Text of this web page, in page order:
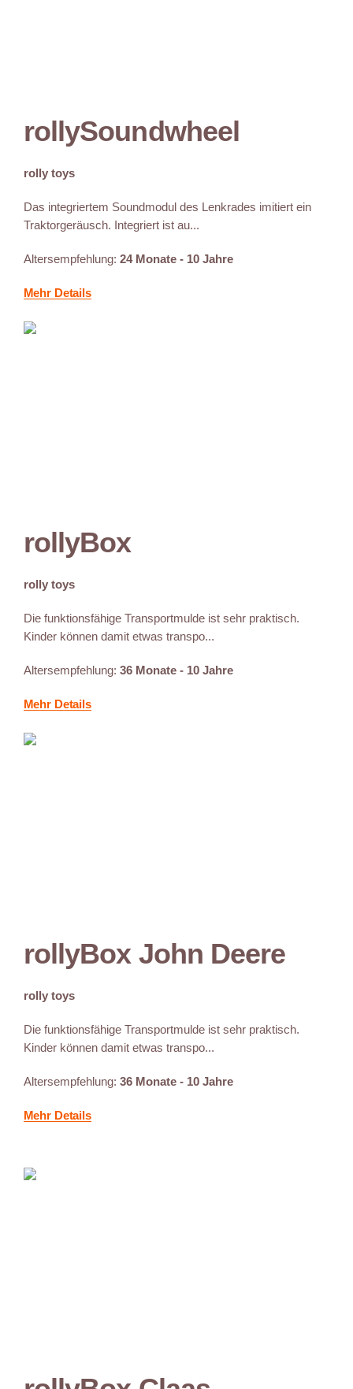
rollySoundwheel
rolly toys
Das integriertem Soundmodul des Lenkrades imitiert ein
Traktorgeräusch. Integriert ist au...
Altersempfehlung: 24 Monate - 10 Jahre
Mehr Details
rollyBox
rolly toys
Die funktionsfähige Transportmulde ist sehr praktisch.
Kinder können damit etwas transpo...
Altersempfehlung: 36 Monate - 10 Jahre
Mehr Details
rollyBox John Deere
rolly toys
Die funktionsfähige Transportmulde ist sehr praktisch.
Kinder können damit etwas transpo...
Altersempfehlung: 36 Monate - 10 Jahre
Mehr Details